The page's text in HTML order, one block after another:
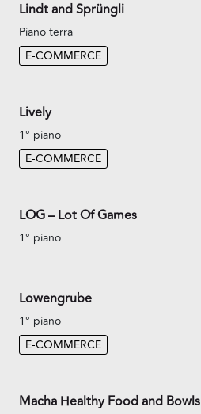
Lindt and Sprüngli
Piano terra
E-COMMERCE
Lively
1° piano
E-COMMERCE
LOG – Lot Of Games
1° piano
Lowengrube
1° piano
E-COMMERCE
Macha Healthy Food and Bowls